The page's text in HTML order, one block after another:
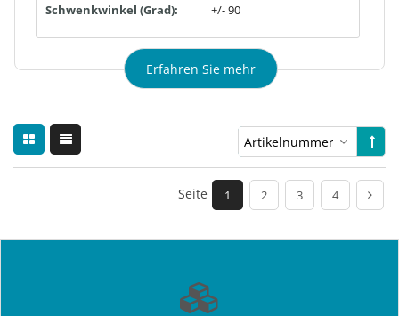
Schwenkwinkel (Grad): +/- 90
Erfahren Sie mehr
Seite 1 2 3 4